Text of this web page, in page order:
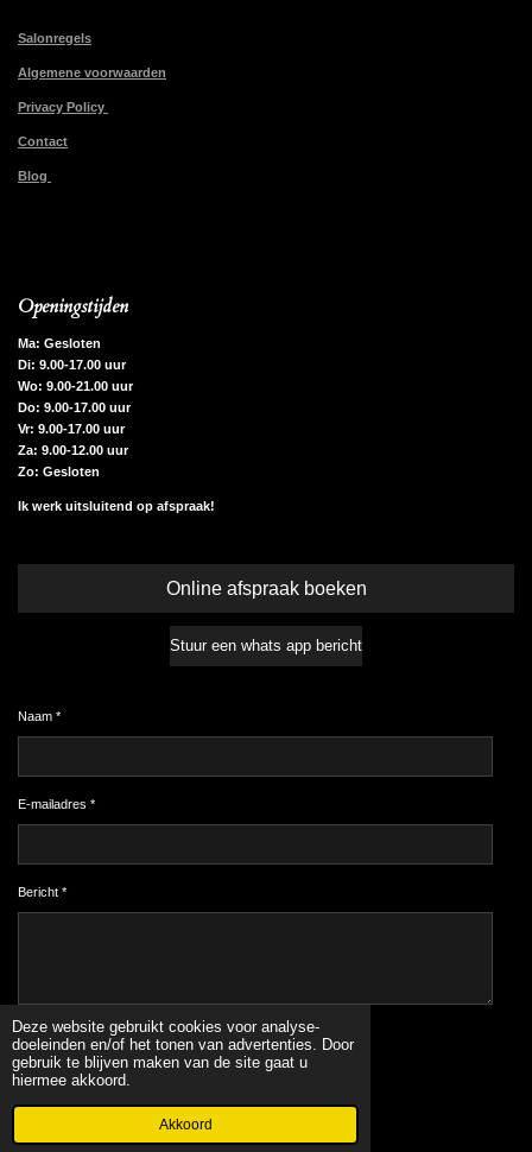
Deze website gebruikt cookies voor analyse-
doeleinden en/of het tonen van advertenties. Door
gebruik te blijven maken van de site gaat u
hiermee akkoord.
Akkoord
Salonregels
Algemene voorwaarden
Privacy Policy
Contact
Blog
Openingstijden
Ma: Gesloten
Di: 9.00-17.00 uur
Wo: 9.00-21.00 uur
Do: 9.00-17.00 uur
Vr: 9.00-17.00 uur
Za: 9.00-12.00 uur
Zo: Gesloten
Ik werk uitsluitend op afspraak!
Online afspraak boeken
Stuur een whats app bericht
Naam *
E-mailadres *
Bericht *
Verzenden
© 2022 - 2026 www.originalnails.nl